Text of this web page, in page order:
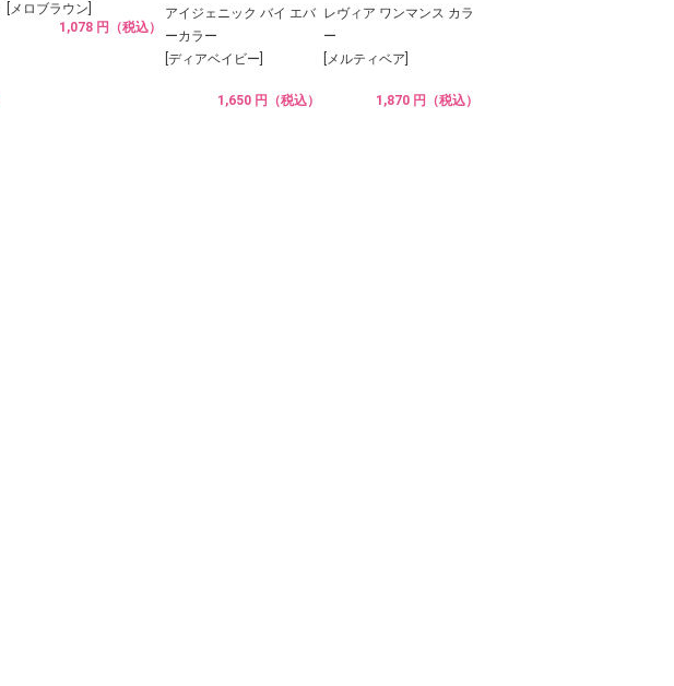
[メロブラウン]
1,078 円（税込）
アイジェニック バイ エバ
ーカラー
[ディアベイビー]
1,650 円（税込）
レヴィア ワンマンス カラ
ー
[メルティベア]
1,870 円（税込）